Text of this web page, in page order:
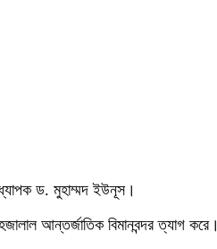
ড. মুহাম্মদ ইউনূস।
আন্তর্জাতিক বিমানবন্দর ত্যাগ করে।